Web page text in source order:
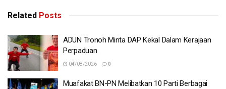
Related Posts
ADUN Tronoh Minta DAP Kekal Dalam Kerajaan
Perpaduan
04/08/2026 0
Muafakat BN-PN Melibatkan 10 Parti Berbagai